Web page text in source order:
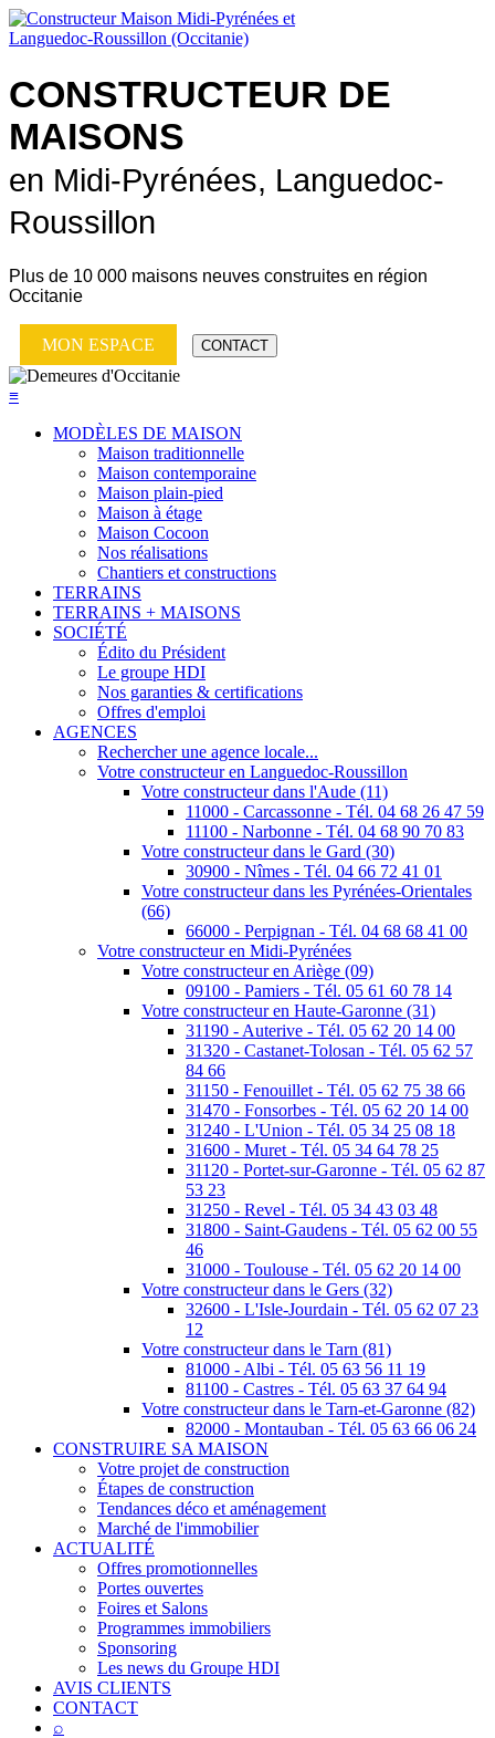
CONSTRUCTEUR DE
MAISONS
en Midi-Pyrénées, Languedoc-
Roussillon
Plus de 10 000 maisons neuves construites en région
Occitanie
MON ESPACE CONTACT
≡
MODÈLES DE MAISON
Maison traditionnelle
Maison contemporaine
Maison plain-pied
Maison à étage
Maison Cocoon
Nos réalisations
Chantiers et constructions
TERRAINS
TERRAINS + MAISONS
SOCIÉTÉ
Édito du Président
Le groupe HDI
Nos garanties & certifications
Offres d'emploi
AGENCES
Rechercher une agence locale...
Votre constructeur en Languedoc-Roussillon
Votre constructeur dans l'Aude (11)
11000 - Carcassonne - Tél. 04 68 26 47 59
11100 - Narbonne - Tél. 04 68 90 70 83
Votre constructeur dans le Gard (30)
30900 - Nîmes - Tél. 04 66 72 41 01
Votre constructeur dans les Pyrénées-Orientales
(66)
66000 - Perpignan - Tél. 04 68 68 41 00
Votre constructeur en Midi-Pyrénées
Votre constructeur en Ariège (09)
09100 - Pamiers - Tél. 05 61 60 78 14
Votre constructeur en Haute-Garonne (31)
31190 - Auterive - Tél. 05 62 20 14 00
31320 - Castanet-Tolosan - Tél. 05 62 57
84 66
31150 - Fenouillet - Tél. 05 62 75 38 66
31470 - Fonsorbes - Tél. 05 62 20 14 00
31240 - L'Union - Tél. 05 34 25 08 18
31600 - Muret - Tél. 05 34 64 78 25
31120 - Portet-sur-Garonne - Tél. 05 62 87
53 23
31250 - Revel - Tél. 05 34 43 03 48
31800 - Saint-Gaudens - Tél. 05 62 00 55
46
31000 - Toulouse - Tél. 05 62 20 14 00
Votre constructeur dans le Gers (32)
32600 - L'Isle-Jourdain - Tél. 05 62 07 23
12
Votre constructeur dans le Tarn (81)
81000 - Albi - Tél. 05 63 56 11 19
81100 - Castres - Tél. 05 63 37 64 94
Votre constructeur dans le Tarn-et-Garonne (82)
82000 - Montauban - Tél. 05 63 66 06 24
CONSTRUIRE SA MAISON
Votre projet de construction
Étapes de construction
Tendances déco et aménagement
Marché de l'immobilier
ACTUALITÉ
Offres promotionnelles
Portes ouvertes
Foires et Salons
Programmes immobiliers
Sponsoring
Les news du Groupe HDI
AVIS CLIENTS
CONTACT
⌕